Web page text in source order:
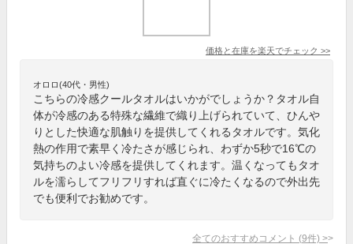
価格と在庫を楽天でチェック >>
オロロ(40代・男性)
こちらの冷感クールタオルはいかがでしょうか？タオル自
体が冷感のある特殊な繊維で織り上げられていて、ひんや
りとした快適な肌触りを提供してくれるタオルです。気化
熱の作用で素早く冷たさが感じられ、わずか5秒で16℃の
気持ちのよい冷感を提供してくれます。温くなってもタオ
ルを濡らしてフリフリすれば直ぐに冷たくなるので外出先
でも便利でお勧めです。
全てのおすすめコメント (9件) >